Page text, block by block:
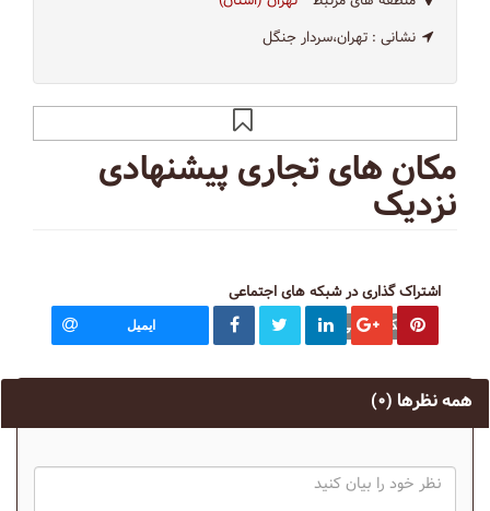
نشانی : تهران،سردار جنگل
مکان های تجاری پیشنهادی
نزدیک
بیک آکادمی
اشتراک گذاری در شبکه های اجتماعی
ایمیل
همه نظرها (۰)